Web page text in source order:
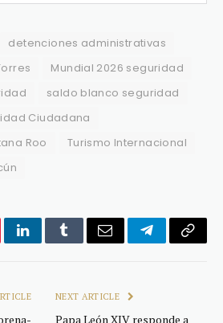
detenciones administrativas
Mundial 2026 seguridad
saldo blanco seguridad
Ciudadana
Roo
Turismo Internacional
LinkedInTumblrEmail TelegramCopy
NEXT ARTICLE
Papa León XIV responde a